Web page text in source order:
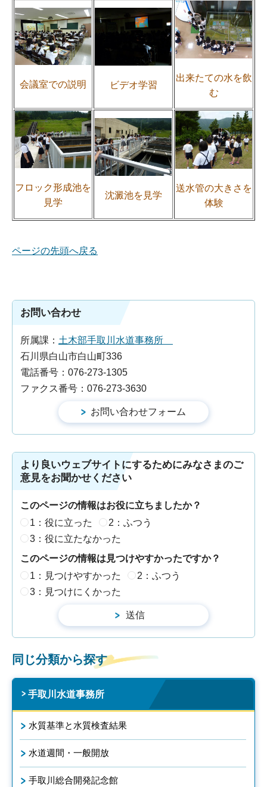
会議室での説明 ビデオ学習
出来たての水を飲
む
フロック形成池を
見学
沈澱池を見学
送水管の大きさを
体験
ページの先頭へ戻る
お問い合わせ
所属課： 土木部手取川水道事務所
石川県白山市白山町336
電話番号：076-273-1305
ファクス番号：076-273-3630
より良いウェブサイトにするためにみなさまのご
意見をお聞かせください
このページの情報はお役に立ちましたか？
1：役に立った
2：ふつう
3：役に立たなかった
このページの情報は見つけやすかったですか？
1：見つけやすかった
2：ふつう
3：見つけにくかった
同じ分類から探す
手取川水道事務所
水質基準と水質検査結果
水道週間・一般開放
手取川総合開発記念館